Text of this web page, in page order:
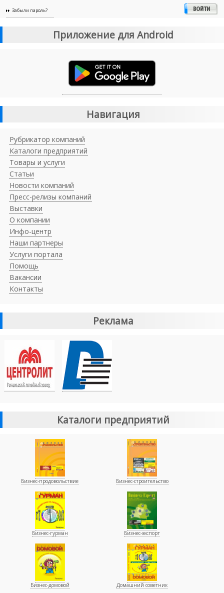
Забыли пароль?
Приложение для Android
Навигация
Рубрикатор компаний
Каталоги предприятий
Товары и услуги
Статьи
Новости компаний
Пресс-релизы компаний
Выставки
О компании
Инфо-центр
Наши партнеры
Услуги портала
Помощь
Вакансии
Контакты
Реклама
Каталоги предприятий
Бизнес-продовольствие Бизнес-строительство
Бизнес-гурман Бизнес-экспорт
Бизнес-домовой Домашний советник